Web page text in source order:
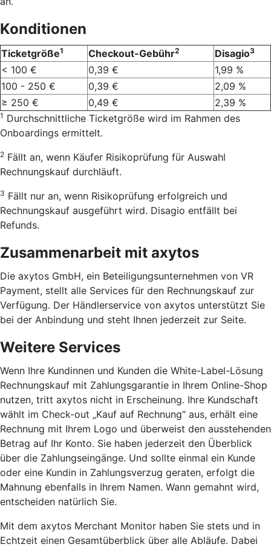
Konditionen
Ticketgröße1 Checkout-Gebühr2 Disagio3
< 100 € 0,39 €
1,99 %
100 - 250 €
0,39 €
2,09 %
≥ 250 €
0,49 € 2,39 %
1 Durchschnittliche Ticketgröße wird im Rahmen des
Onboardings ermittelt.
2 Fällt an, wenn Käufer Risikoprüfung für Auswahl
Rechnungskauf durchläuft.
3 Fällt nur an, wenn Risikoprüfung erfolgreich und
Rechnungskauf ausgeführt wird. Disagio entfällt bei
Refunds.
Zusammenarbeit mit axytos
Die axytos GmbH, ein Beteiligungsunternehmen von VR
Payment, stellt alle Services für den Rechnungskauf zur
Verfügung. Der Händlerservice von axytos unterstützt Sie
bei der Anbindung und steht Ihnen jederzeit zur Seite.
Weitere Services
Wenn Ihre Kundinnen und Kunden die White-Label-Lösung
Rechnungskauf mit Zahlungsgarantie in Ihrem Online-Shop
nutzen, tritt axytos nicht in Erscheinung. Ihre Kundschaft
wählt im Check-out „Kauf auf Rechnung“ aus, erhält eine
Rechnung mit Ihrem Logo und überweist den ausstehenden
Betrag auf Ihr Konto. Sie haben jederzeit den Überblick
über die Zahlungseingänge. Und sollte einmal ein Kunde
oder eine Kundin in Zahlungsverzug geraten, erfolgt die
Mahnung ebenfalls in Ihrem Namen. Wann gemahnt wird,
entscheiden natürlich Sie.
Mit dem axytos Merchant Monitor haben Sie stets und in
Echtzeit einen Gesamtüberblick über alle Abläufe. Dabei